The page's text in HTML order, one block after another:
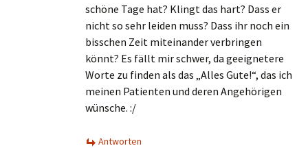
schöne Tage hat? Klingt das hart? Dass er
nicht so sehr leiden muss? Dass ihr noch ein
bisschen Zeit miteinander verbringen
könnt? Es fällt mir schwer, da geeignetere
Worte zu finden als das „Alles Gute!“, das ich
meinen Patienten und deren Angehörigen
wünsche. :/
Antworten